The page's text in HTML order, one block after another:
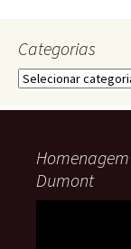
Categorias
Categorias
Dumont